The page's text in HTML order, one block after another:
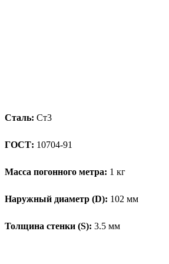
Сталь: Ст3
ГОСТ: 10704-91
Масса погонного метра: 1 кг
Наружный диаметр (D): 102 мм
Толщина стенки (S): 3.5 мм